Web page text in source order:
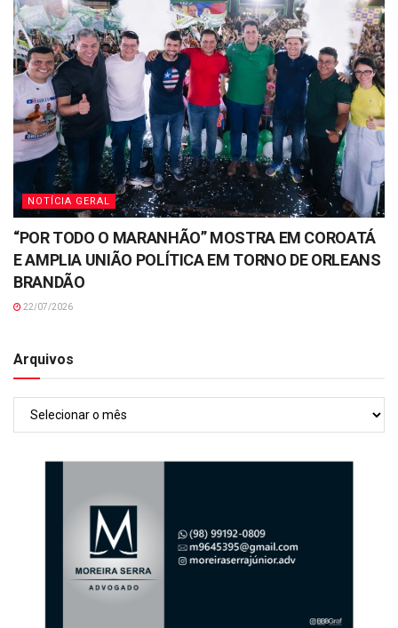
NOTÍCIA GERAL
“POR TODO O MARANHÃO” MOSTRA EM COROATÁ
E AMPLIA UNIÃO POLÍTICA EM TORNO DE ORLEANS
BRANDÃO
22/07/2026
Arquivos
Arquivos